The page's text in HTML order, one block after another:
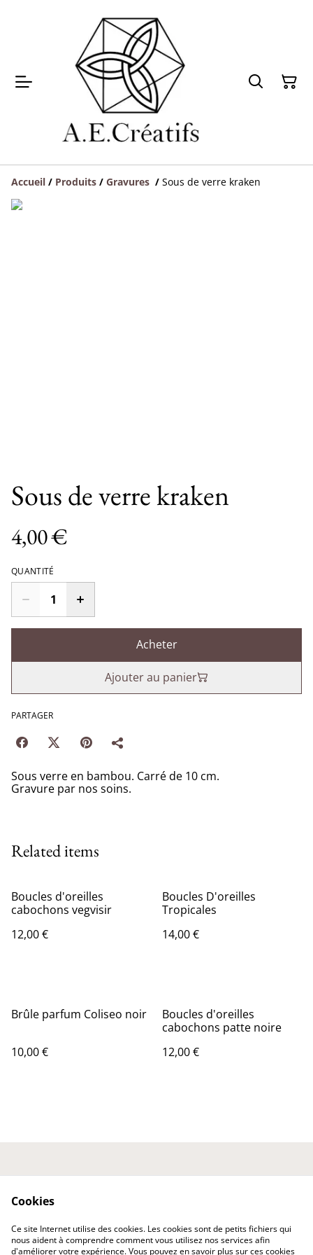
Accueil / Produits / Gravures / Sous de verre kraken
Sous de verre kraken
4,00 €
QUANTITÉ
Acheter
Ajouter au panier
PARTAGER
Sous verre en bambou. Carré de 10 cm.
Gravure par nos soins.
Related items
Boucles d'oreilles
cabochons vegvisir
12,00 €
Boucles D'oreilles
Tropicales
14,00 €
Brûle parfum Coliseo noir
10,00 €
Boucles d'oreilles
cabochons patte noire
12,00 €
Expédition et
Livraison
Cookies
Ce site Internet utilise des cookies. Les cookies sont de petits fichiers qui
nous aident à comprendre comment vous utilisez nos services afin
d'améliorer votre expérience. Vous pouvez en savoir plus sur ces cookies